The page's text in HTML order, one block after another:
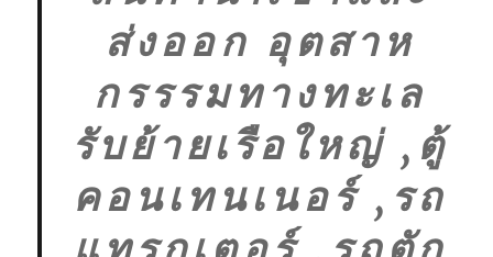
ส่งออก อุตสาห
กรรรมทางทะเล
รับย้ายเรือใหญ่ ,ตู้
คอนเทนเนอร์ ,รถ